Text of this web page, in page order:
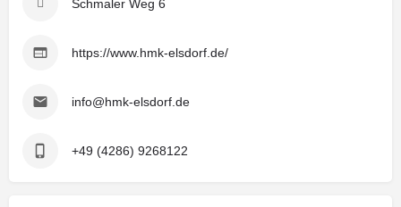
Schmaler Weg 6
https://www.hmk-elsdorf.de/
info@hmk-elsdorf.de
+49 (4286) 9268122